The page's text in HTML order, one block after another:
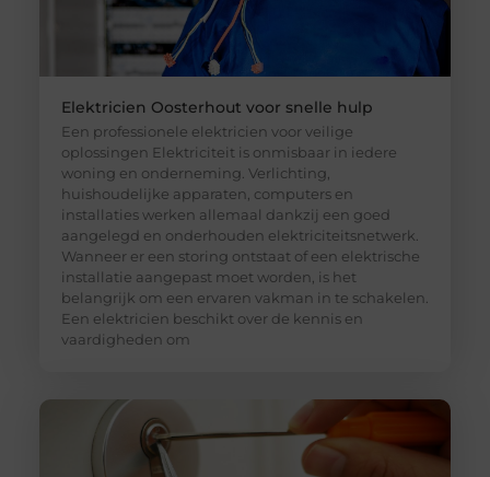
Elektricien Oosterhout voor snelle hulp
Een professionele elektricien voor veilige
oplossingen Elektriciteit is onmisbaar in iedere
woning en onderneming. Verlichting,
huishoudelijke apparaten, computers en
installaties werken allemaal dankzij een goed
aangelegd en onderhouden elektriciteitsnetwerk.
Wanneer er een storing ontstaat of een elektrische
installatie aangepast moet worden, is het
belangrijk om een ervaren vakman in te schakelen.
Een elektricien beschikt over de kennis en
vaardigheden om